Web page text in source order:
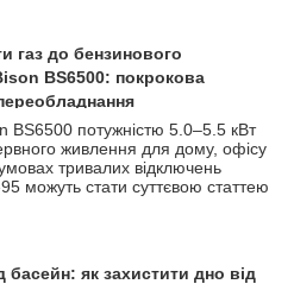
газ до бензинового
BS6500: покрокова
BS6500 потужністю 5.0–5.5 кВт
живлення для дому, офісу
тривалих відключень
можуть стати суттєвою статтею
басейн: як захистити дно від